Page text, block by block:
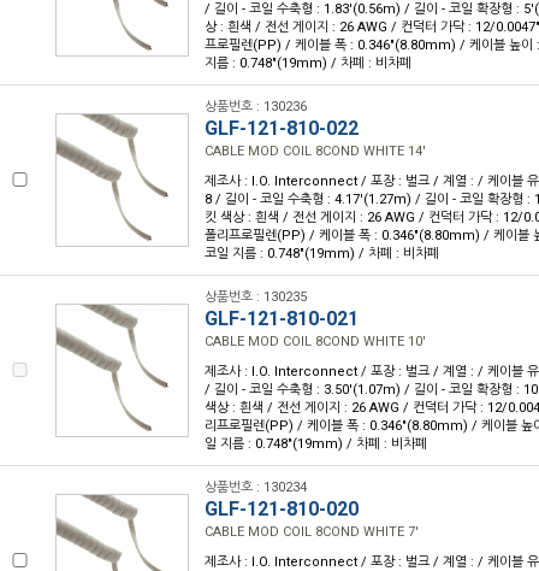
/ 길이 - 코일 수축형 : 1.83'(0.56m) / 길이 - 코일 확장형 :
상 : 흰색 / 전선 게이지 : 26 AWG / 컨덕터 가닥 : 12/
프로필렌(PP) / 케이블 폭 : 0.346"(8.80mm) / 케이블 높
지름 : 0.748"(19mm) / 차폐 : 비차폐
상품번호 : 130236
GLF-121-810-022
CABLE MOD COIL 8COND WHITE 14'
제조사 : I.O. Interconnect / 포장 : 벌크 / 계열 : / 케이블
8 / 길이 - 코일 수축형 : 4.17'(1.27m) / 길이 - 코일 확장형
킷 색상 : 흰색 / 전선 게이지 : 26 AWG / 컨덕터 가닥 : 12/
폴리프로필렌(PP) / 케이블 폭 : 0.346"(8.80mm) / 케이
코일 지름 : 0.748"(19mm) / 차폐 : 비차폐
상품번호 : 130235
GLF-121-810-021
CABLE MOD COIL 8COND WHITE 10'
제조사 : I.O. Interconnect / 포장 : 벌크 / 계열 : / 케이블
/ 길이 - 코일 수축형 : 3.50'(1.07m) / 길이 - 코일 확장형 :
색상 : 흰색 / 전선 게이지 : 26 AWG / 컨덕터 가닥 : 12/
리프로필렌(PP) / 케이블 폭 : 0.346"(8.80mm) / 케이블
일 지름 : 0.748"(19mm) / 차폐 : 비차폐
상품번호 : 130234
GLF-121-810-020
CABLE MOD COIL 8COND WHITE 7'
제조사 : I.O. Interconnect / 포장 : 벌크 / 계열 : / 케이블